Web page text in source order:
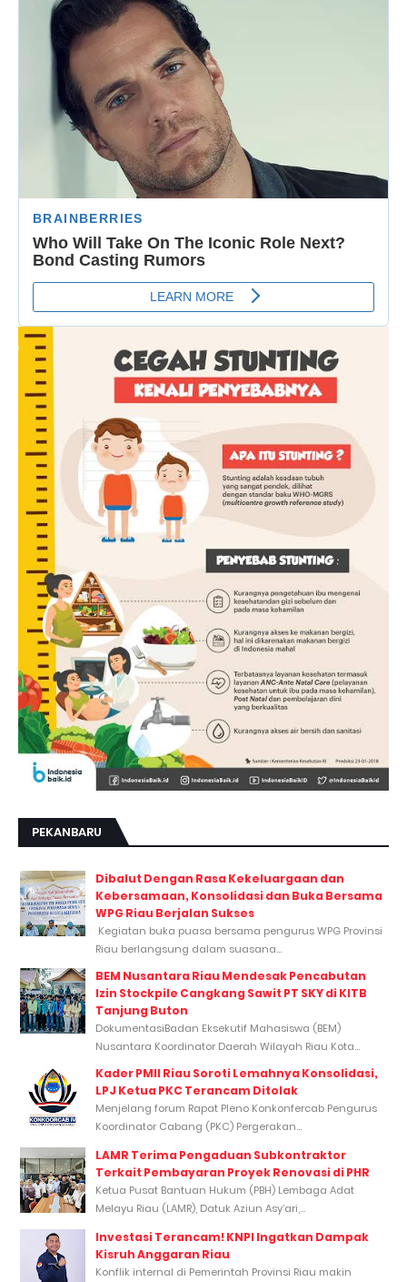
PEKANBARU
Dibalut Dengan Rasa Kekeluargaan dan
Kebersamaan, Konsolidasi dan Buka Bersama
WPG Riau Berjalan Sukses
Kegiatan buka puasa bersama pengurus WPG Provinsi
Riau berlangsung dalam suasana...
BEM Nusantara Riau Mendesak Pencabutan
Izin Stockpile Cangkang Sawit PT SKY di KITB
Tanjung Buton
DokumentasiBadan Eksekutif Mahasiswa (BEM)
Nusantara Koordinator Daerah Wilayah Riau Kota...
Kader PMII Riau Soroti Lemahnya Konsolidasi,
LPJ Ketua PKC Terancam Ditolak
Menjelang forum Rapat Pleno Konkonfercab Pengurus
Koordinator Cabang (PKC) Pergerakan...
LAMR Terima Pengaduan Subkontraktor
Terkait Pembayaran Proyek Renovasi di PHR
Ketua Pusat Bantuan Hukum (PBH) Lembaga Adat
Melayu Riau (LAMR), Datuk Aziun Asy’ari,...
Investasi Terancam! KNPI Ingatkan Dampak
Kisruh Anggaran Riau
Konflik internal di Pemerintah Provinsi Riau makin